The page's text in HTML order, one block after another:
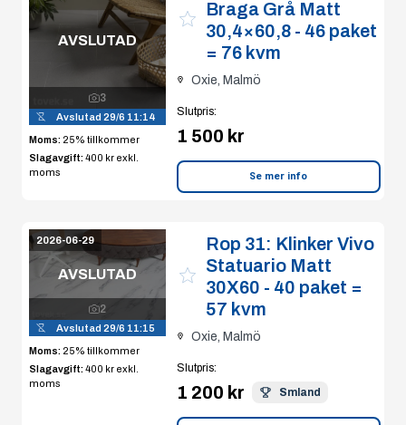
AVSLUTAD
3
Avslutad29/6 11:14
Moms: 25% tillkommer
Slagavgift:400 kr exkl.
moms
Braga Grå Matt
30,4×60,8 - 46 paket
= 76 kvm
Oxie, Malmö
Slutpris:
1 500 kr
Se mer info
2026-06-29
AVSLUTAD
2
Avslutad29/6 11:15
Moms: 25% tillkommer
Slagavgift:400 kr exkl.
moms
Rop 31: Klinker Vivo
Statuario Matt
30X60 - 40 paket =
57 kvm
Oxie, Malmö
Slutpris:
1 200 kr Smland